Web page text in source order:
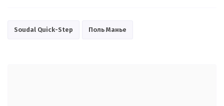
Soudal Quick-Step Поль Манье